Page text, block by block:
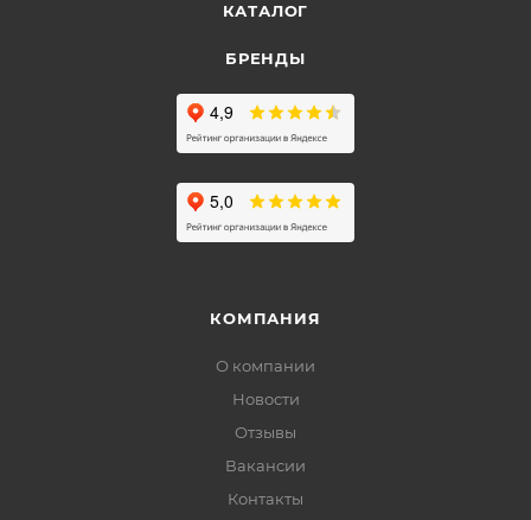
КАТАЛОГ
БРЕНДЫ
КОМПАНИЯ
О компании
Новости
Отзывы
Вакансии
Контакты